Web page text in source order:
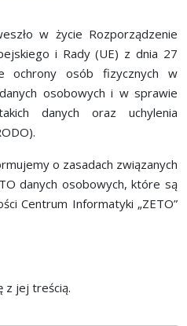
w życie Rozporządzenie
i Rady (UE) z dnia 27
ochrony osób fizycznych w
osobowych i w sprawie
danych oraz uchylenia
o zasadach związanych
danych osobowych, które są
Centrum Informatyki „ZETO”
z jej treścią.